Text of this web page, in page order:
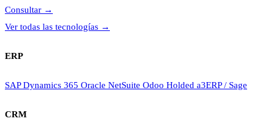
Consultar →
Ver todas las tecnologías →
ERP
SAPDynamics 365 Oracle NetSuite Odoo Holded a3ERP / Sage
CRM